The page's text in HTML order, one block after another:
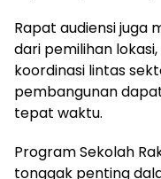
Rapat audiensi juga
dari pemilihan
koordinasi lintas
pembangunan
tepat waktu.
Program Sekolah
tonggak penting